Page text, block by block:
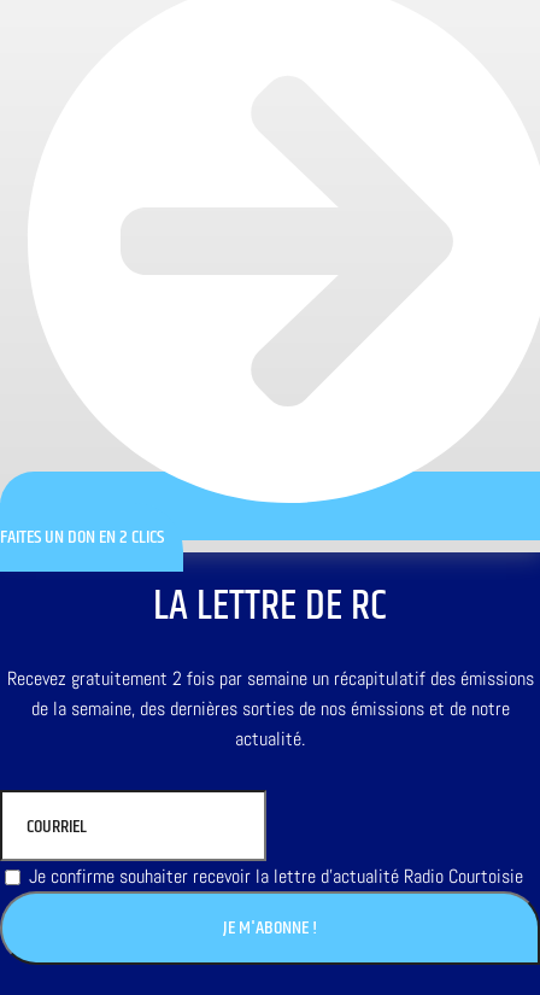
FAITES UN DON EN 2 CLICS
LA LETTRE DE RC
Recevez gratuitement 2 fois par semaine un récapitulatif des émissions
de la semaine, des dernières sorties de nos émissions et de notre
actualité.
Je confirme souhaiter recevoir la lettre d'actualité Radio Courtoisie